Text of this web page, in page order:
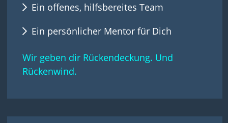
Ein offenes, hilfsbereites Team
Ein persönlicher Mentor für Dich
Wir geben dir Rückendeckung. Und
Rückenwind.